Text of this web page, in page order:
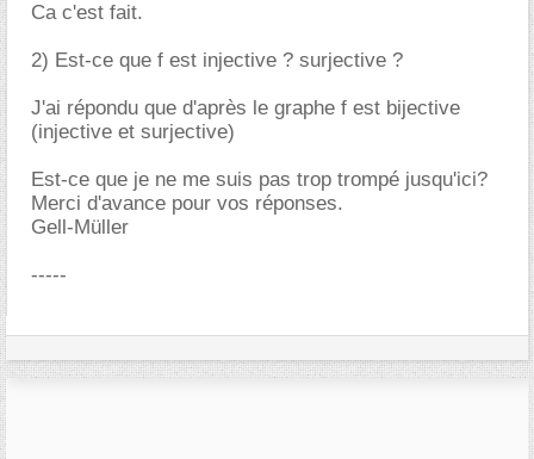
Ca c'est fait.
2) Est-ce que f est injective ? surjective ?
J'ai répondu que d'après le graphe f est bijective
(injective et surjective)
Est-ce que je ne me suis pas trop trompé jusqu'ici?
Merci d'avance pour vos réponses.
Gell-Müller
-----